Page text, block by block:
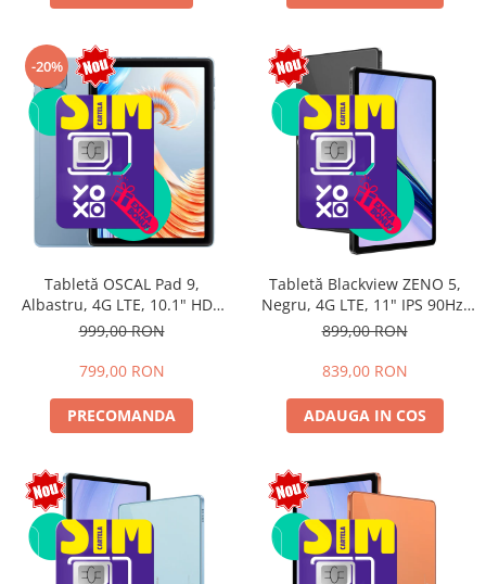
-20%
Tabletă OSCAL Pad 9,
Albastru, 4G LTE, 10.1" HD+
IPS, 12GB RAM (4GB + 8GB
15, 7700mAh, Dual SIM
999,00 RON
799,00 RON
PRECOMANDA
Tabletă Blackview ZENO 5,
Negru, 4G LTE, 11" IPS 90Hz,
12GB RAM (3GB + 9GB
16, Unisoc T7250, 8300mAh,
SIM
899,00 RON
839,00 RON
ADAUGA IN COS